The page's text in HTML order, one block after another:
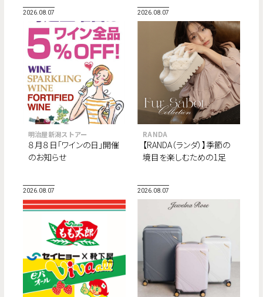
2026.08.07
明治屋新潟ストアー
８月８日「ワインの日」開催
のお知らせ
2026.08.07
RANDA
【RANDA（ランダ）】季節の
境目を楽しむための1足
2026.08.07 2026.08.07